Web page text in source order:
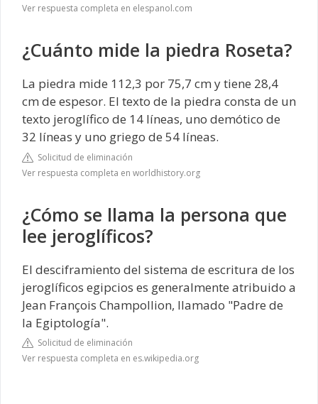
Ver respuesta completa en elespanol.com
¿Cuánto mide la piedra Roseta?
La piedra mide 112,3 por 75,7 cm y tiene 28,4
cm de espesor. El texto de la piedra consta de un
texto jeroglífico de 14 líneas, uno demótico de
32 líneas y uno griego de 54 líneas.
Solicitud de eliminación
Ver respuesta completa en worldhistory.org
¿Cómo se llama la persona que
lee jeroglíficos?
El desciframiento del sistema de escritura de los
jeroglíficos egipcios es generalmente atribuido a
Jean François Champollion, llamado "Padre de
la Egiptología".
Solicitud de eliminación
Ver respuesta completa en es.wikipedia.org